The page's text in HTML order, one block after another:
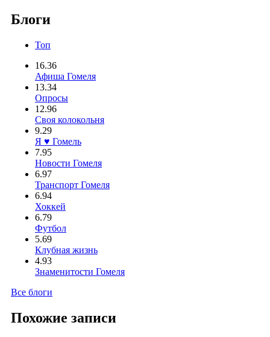
Блоги
Топ
16.36
Афиша Гомеля
13.34
Опросы
12.96
Своя колокольня
9.29
Я ♥ Гомель
7.95
Новости Гомеля
6.97
Транспорт Гомеля
6.94
Хоккей
6.79
Футбол
5.69
Клубная жизнь
4.93
Знаменитости Гомеля
Все блоги
Похожие записи